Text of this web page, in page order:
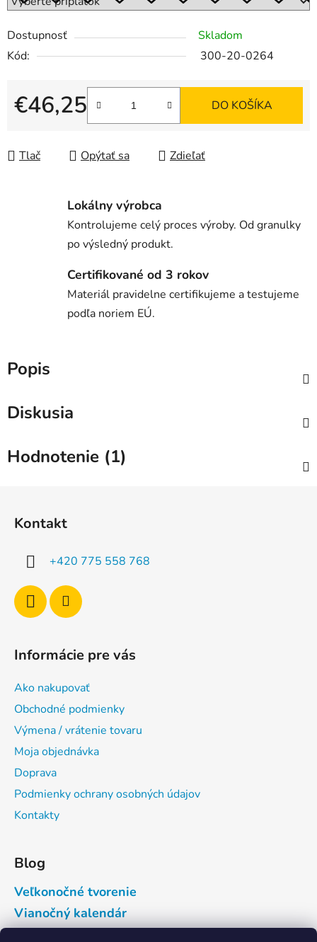
Dostupnosť
Skladom
Kód:
300-20-0264
€46,25
Jednotková cena:
DO KOŠÍKA
Tlač Opýtať sa Zdieľať
Lokálny výrobca
Kontrolujeme celý proces výroby. Od granulky
po výsledný produkt.
Certifikované od 3 rokov
Materiál pravidelne certifikujeme a testujeme
podľa noriem EÚ.
Popis
Diskusia
Hodnotenie (1)
Kontakt
+420 775 558 768
Informácie pre vás
Ako nakupovať
Obchodné podmienky
Výmena / vrátenie tovaru
Moja objednávka
Doprava
Podmienky ochrany osobných údajov
Kontakty
Blog
Veľkonočné tvorenie
Vianočný kalendár